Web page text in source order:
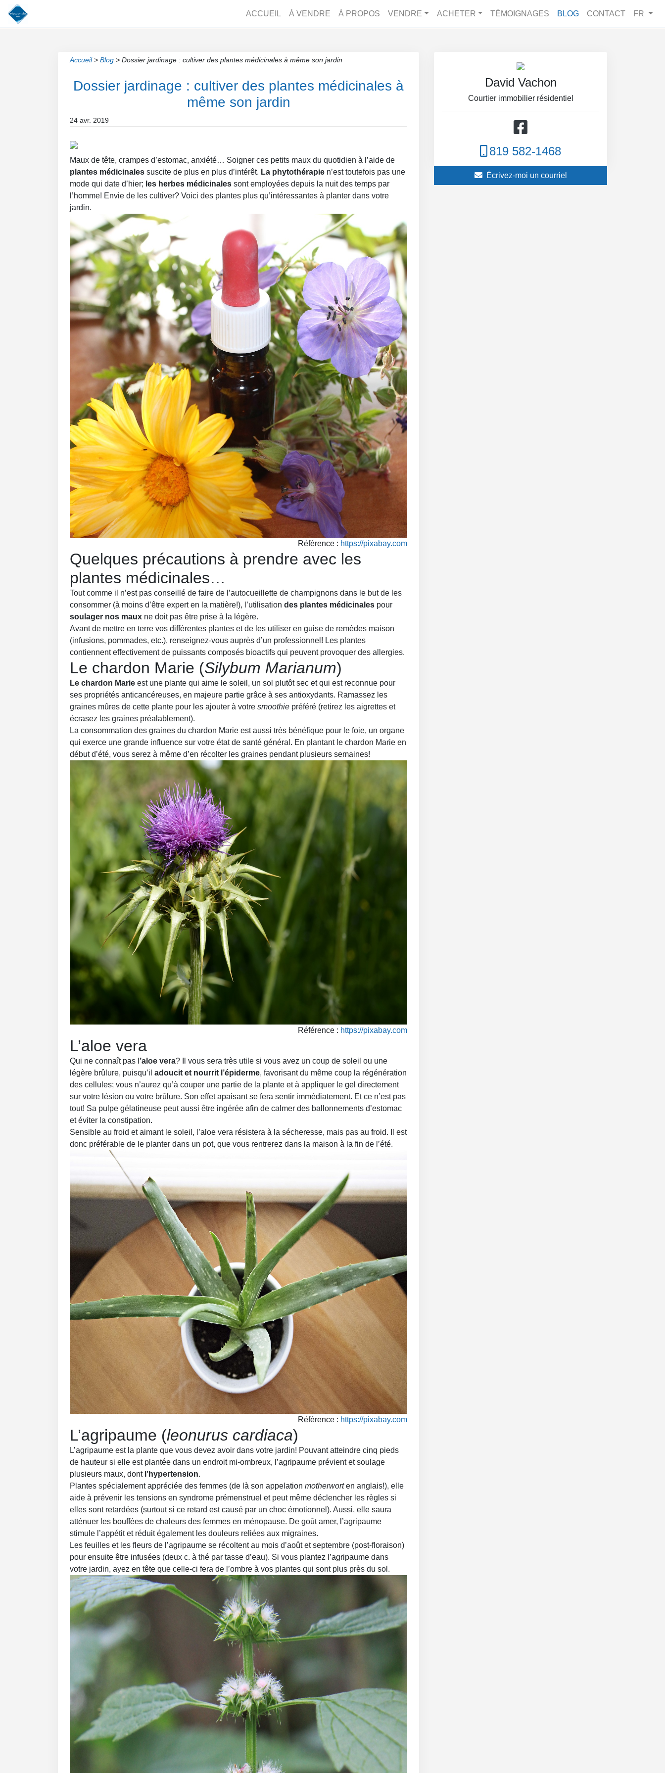
ACCUEIL À VENDRE À PROPOS VENDRE ACHETER TÉMOIGNAGES BLOG CONTACT FR
Accueil > Blog > Dossier jardinage : cultiver des plantes médicinales à même son jardin
Dossier jardinage : cultiver des plantes médicinales à
même son jardin
24 avr. 2019
Maux de tête, crampes d’estomac, anxiété… Soigner ces petits maux du quotidien à l’aide de
plantes médicinales suscite de plus en plus d’intérêt. La phytothérapie n’est toutefois pas une
mode qui date d’hier; les herbes médicinales sont employées depuis la nuit des temps par
l’homme! Envie de les cultiver? Voici des plantes plus qu’intéressantes à planter dans votre
jardin.
Référence : https://pixabay.com
Quelques précautions à prendre avec les
plantes médicinales…
Tout comme il n’est pas conseillé de faire de l’autocueillette de champignons dans le but de les
consommer (à moins d’être expert en la matière!), l’utilisation des plantes médicinales pour
soulager nos maux ne doit pas être prise à la légère.
Avant de mettre en terre vos différentes plantes et de les utiliser en guise de remèdes maison
(infusions, pommades, etc.), renseignez-vous auprès d’un professionnel! Les plantes
contiennent effectivement de puissants composés bioactifs qui peuvent provoquer des allergies.
Le chardon Marie (Silybum Marianum)
Le chardon Marie est une plante qui aime le soleil, un sol plutôt sec et qui est reconnue pour
ses propriétés anticancéreuses, en majeure partie grâce à ses antioxydants. Ramassez les
graines mûres de cette plante pour les ajouter à votre smoothie préféré (retirez les aigrettes et
écrasez les graines préalablement).
La consommation des graines du chardon Marie est aussi très bénéfique pour le foie, un organe
qui exerce une grande influence sur votre état de santé général. En plantant le chardon Marie en
début d’été, vous serez à même d’en récolter les graines pendant plusieurs semaines!
Référence : https://pixabay.com
L’aloe vera
Qui ne connaît pas l ’aloe vera? Il vous sera très utile si vous avez un coup de soleil ou une
légère brûlure, puisqu’il adoucit et nourrit l’épiderme, favorisant du même coup la régénération
des cellules; vous n’aurez qu’à couper une partie de la plante et à appliquer le gel directement
sur votre lésion ou votre brûlure. Son effet apaisant se fera sentir immédiatement. Et ce n’est pas
tout! Sa pulpe gélatineuse peut aussi être ingérée afin de calmer des ballonnements d’estomac
et éviter la constipation.
Sensible au froid et aimant le soleil, l’aloe vera résistera à la sécheresse, mais pas au froid. Il est
donc préférable de le planter dans un pot, que vous rentrerez dans la maison à la fin de l’été.
Référence : https://pixabay.com
L’agripaume (leonurus cardiaca)
L’agripaume est la plante que vous devez avoir dans votre jardin! Pouvant atteindre cinq pieds
de hauteur si elle est plantée dans un endroit mi-ombreux, l’agripaume prévient et soulage
plusieurs maux, dont l’hypertension.
Plantes spécialement appréciée des femmes (de là son appelation motherworten anglais!), elle
aide à prévenir les tensions en syndrome prémenstruel et peut même déclencher les règles si
elles sont retardées (surtout si ce retard est causé par un choc émotionnel). Aussi, elle saura
atténuer les bouffées de chaleurs des femmes en ménopause. De goût amer, l’agripaume
stimule l’appétit et réduit également les douleurs reliées aux migraines.
Les feuilles et les fleurs de l’agripaume se récoltent au mois d’août et septembre (post-floraison)
pour ensuite être infusées (deux c. à thé par tasse d’eau). Si vous plantez l’agripaume dans
votre jardin, ayez en tête que celle-ci fera de l’ombre à vos plantes qui sont plus près du sol.
David Vachon
Courtier immobilier résidentiel
819 582-1468
Écrivez-moi un courriel